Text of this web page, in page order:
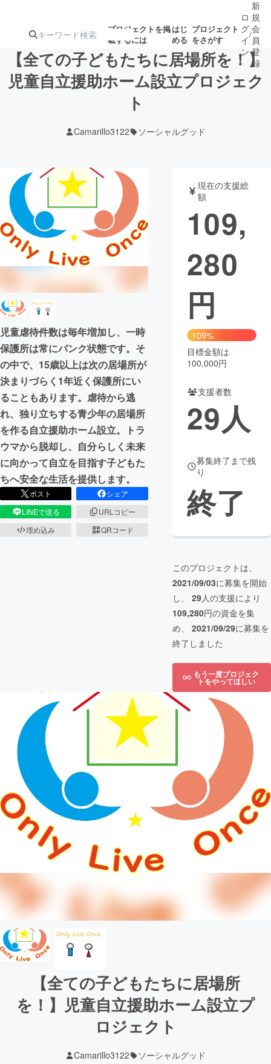
プロジェクトを掲
載するには
はじ
める
プロジェクト
をさがす
注目の新着プロ
テクノロジー・ガジェット
映像・映画 書籍・雑誌
ビジネス・起業 チャレンジ
まちづくり・地域活性化
CAMPFIRE for Social Good
CAMPFIRE Creation
CAMPFIREふるさと納税machi-ya コミュニティ
ロ
グ
イ
ン
/
新
規
会
員
登
録
【全ての子どもたちに居場所を！】
児童自立援助ホーム設立プロジェク
ト
Camarillo3122 ソーシャルグッド
児童虐待件数は毎年増加し、一時
保護所は常にパンク状態です。そ
の中で、15歳以上は次の居場所が
決まりづらく1年近く保護所にい
ることもあります。虐待から逃
れ、独り立ちする青少年の居場所
を作る自立援助ホーム設立。トラ
ウマから脱却し、自分らしく未来
に向かって自立を目指す子どもた
ちへ安全な生活を提供します。
ポスト
シェア
LINEで送る
URLコピー
埋め込み
QRコード
現在の支援総
額
109,
280
円
109%
目標金額は
100,000円
支援者数
29人
募集終了まで残
り
終了
このプロジェクトは、
2021/09/03に募集を開始
し、 29人の支援により
109,280円の資金を集
め、 2021/09/29に募集を
終了しました
もう一度プロジェク
トをやってほしい
【全ての子どもたちに居場所
を！】児童自立援助ホーム設立プ
ロジェクト
Camarillo3122 ソーシャルグッド